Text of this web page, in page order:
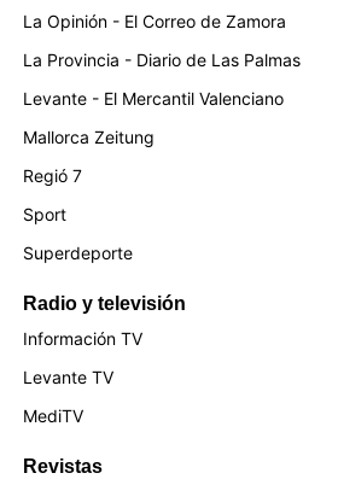
La Opinión - El Correo de Zamora
La Provincia - Diario de Las Palmas
Levante - El Mercantil Valenciano
Mallorca Zeitung
Regió 7
Sport
Superdeporte
Radio y televisión
Información TV
Levante TV
MediTV
Revistas